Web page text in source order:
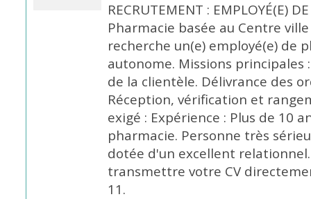
RECRUTEMENT : EMPLOYÉ(E)
Pharmacie basée au Centre ville
recherche un(e) employé(e) de
autonome. Missions principales
de la clientèle. Délivrance des
Réception, vérification et
exigé : Expérience : Plus de 10
pharmacie. Personne très
dotée d'un excellent
transmettre votre CV
11.